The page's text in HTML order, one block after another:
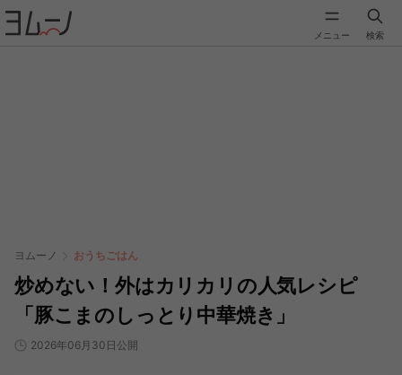
メニュー 検索
ヨムーノ おうちごはん
炒めない！外はカリカリの人気レシピ
「豚こまのしっとり中華焼き」
2026年06月30日公開